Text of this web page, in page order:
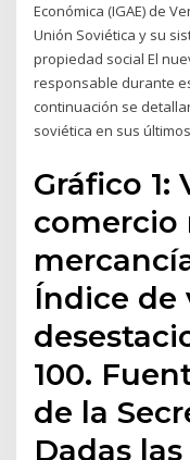
Económica (IGAE) de
Unión Soviética y su
propiedad social El
responsable durante
continuación se
soviética en sus
Gráfico 1:
comercio
Índice de
100.
de la
Dadas